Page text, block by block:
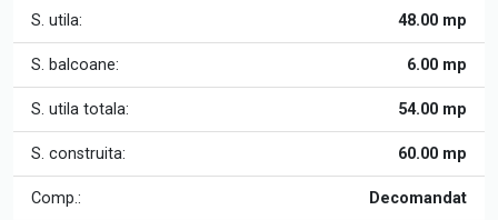
S. utila: 48.00 mp
S. balcoane: 6.00 mp
S. utila totala: 54.00 mp
S. construita: 60.00 mp
Comp.: Decomandat